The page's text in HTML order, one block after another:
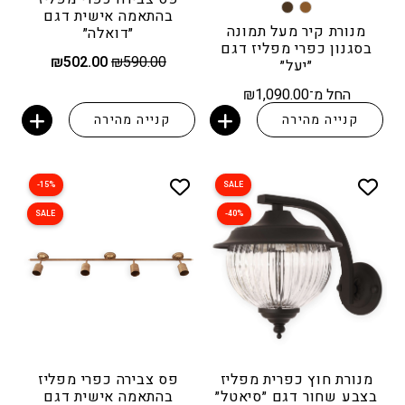
מנורת קיר מעל תמונה
בסגנון כפרי מפליז דגם
״יעל״
החל מ־
₪1,090.00
קנייה מהירה
בהתאמה אישית דגם
״דואלה״
₪590.00 המחיר
₪590.00.
₪502.00
קנייה מהירה
SALE
40%-
מנורת חוץ כפרית מפליז
בצבע שחור דגם ״סיאטל״
15%-
SALE
פס צבירה כפרי מפליז
בהתאמה אישית דגם